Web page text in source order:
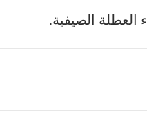
العطلة الصيفية.